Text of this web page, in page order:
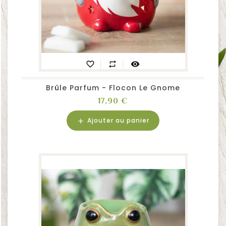
favorite_border repeat visibility
Brûle Parfum - Flocon Le Gnome
Prix
17,90 €
add Ajouter au panier